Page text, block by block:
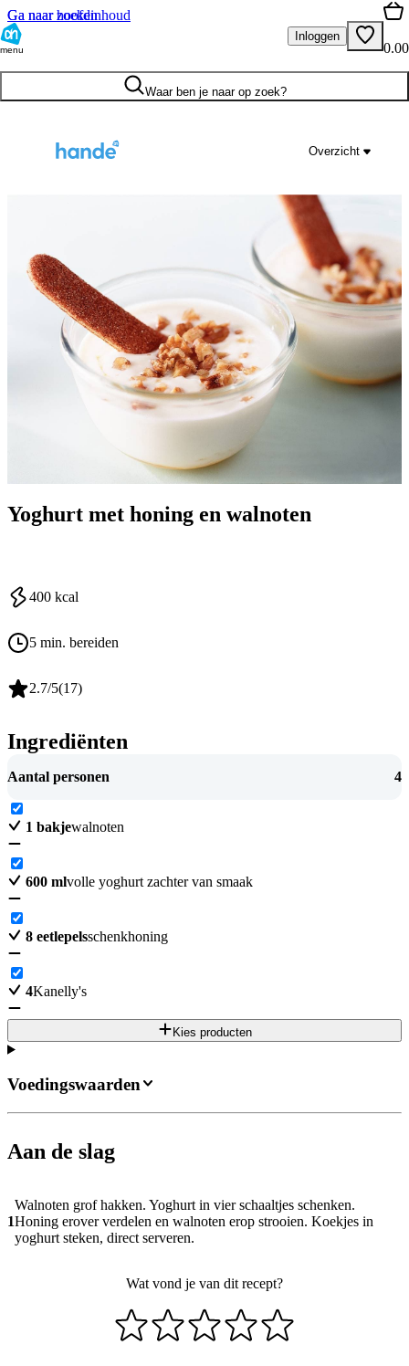
Ga naar hoofdinhoud
Ga naar zoeken
menu
Inloggen
0.00
Waar ben je naar op zoek?
Overzicht
Yoghurt met honing en walnoten
400 kcal
5 min. bereiden
2.7/5(17)
Ingrediënten
Aantal personen 4
1 bakjewalnoten
600 mlvolle yoghurt zachter van smaak
8 eetlepelsschenkhoning
4Kanelly's
Kies producten
Aan de slag
1
Walnoten grof hakken. Yoghurt in vier schaaltjes schenken.
Honing erover verdelen en walnoten erop strooien. Koekjes in
yoghurt steken, direct serveren.
Wat vond je van dit recept?
Voedingswaarden